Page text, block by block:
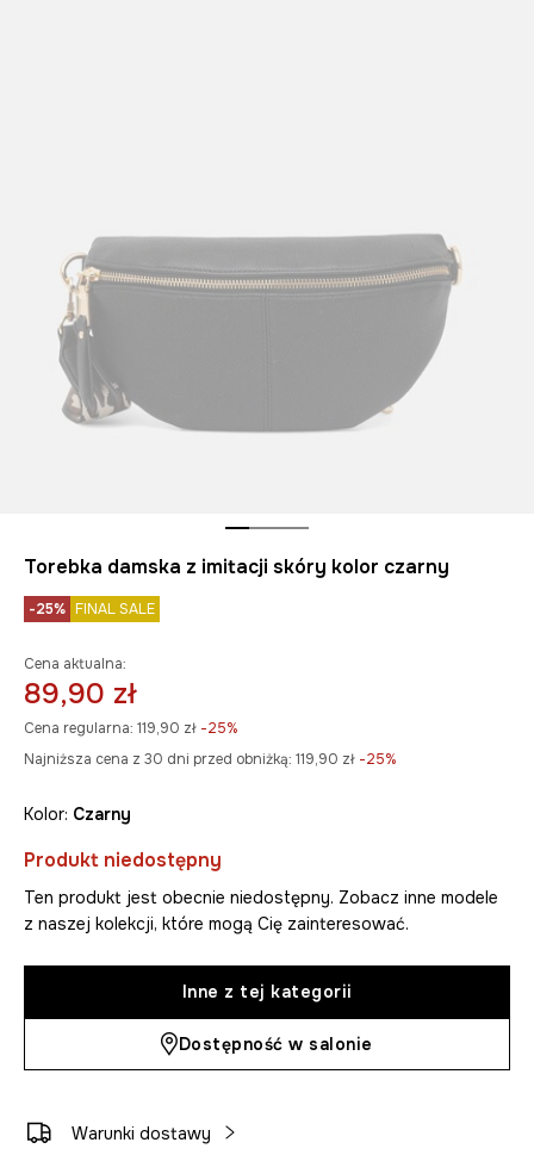
Torebka damska z imitacji skóry kolor czarny
-25% FINAL SALE
Cena aktualna:
89,90 zł
Cena regularna: 119,90 zł -25%
Najniższa cena z 30 dni przed obniżką: 119,90 zł -25%
Kolor: czarny
Produkt niedostępny
Ten produkt jest obecnie niedostępny. Zobacz inne modele
z naszej kolekcji, które mogą Cię zainteresować.
Inne z tej kategorii
Dostępność w salonie
Warunki dostawy